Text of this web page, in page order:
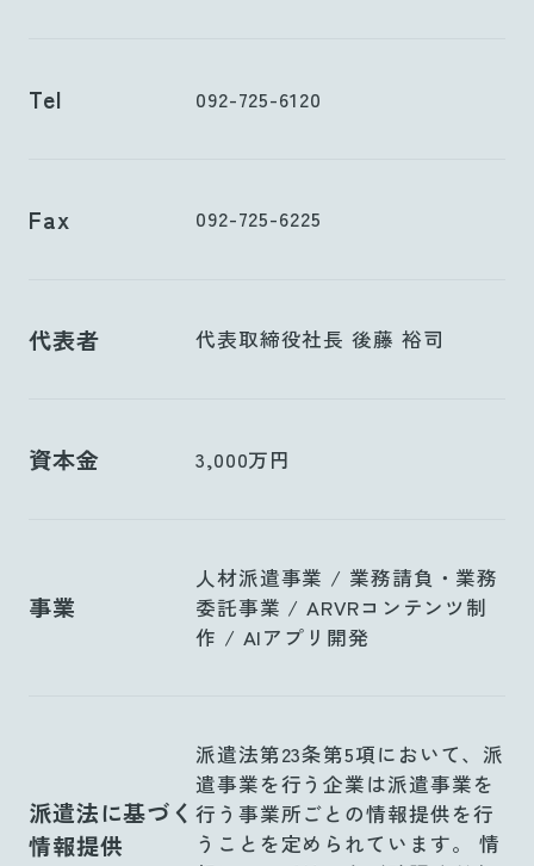
Tel 092-725-6120
Fax 092-725-6225
代表者 代表取締役社長 後藤 裕司
資本金 3,000万円
事業
人材派遣事業 / 業務請負・業務
委託事業 / ARVRコンテンツ制
作 / AIアプリ開発
派遣法に基づく
情報提供
派遣法第23条第5項において、派
遣事業を行う企業は派遣事業を
行う事業所ごとの情報提供を行
うことを定められています。 情